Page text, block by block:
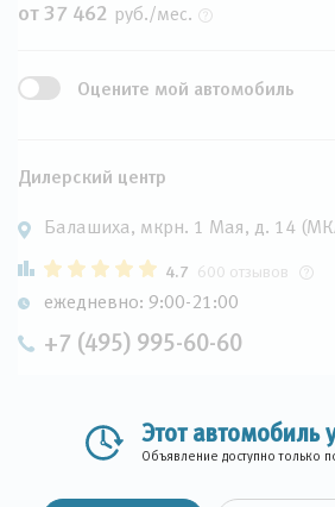
от 37 462 руб./мес.
Оцените мой автомобиль
Дилерский центр
Балашиха, мкрн. 1 Мая, д. 14
4.7 600 отзывов
ежедневно: 9:00-21:00
+7 (495) 995-60-60
Этот автомобиль
Объявление доступно только